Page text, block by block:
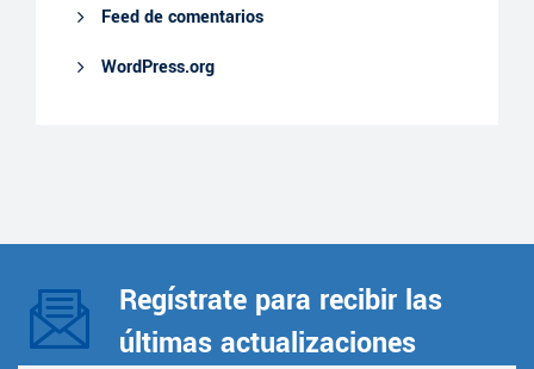
Feed de comentarios
WordPress.org
Regístrate para recibir las
últimas actualizaciones